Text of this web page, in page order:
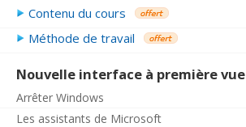
Contenu du cours
Méthode de travail
Nouvelle interface à première vue
Arrêter Windows
Les assistants de Microsoft